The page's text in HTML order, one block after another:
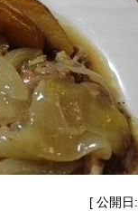
[ 公開日: